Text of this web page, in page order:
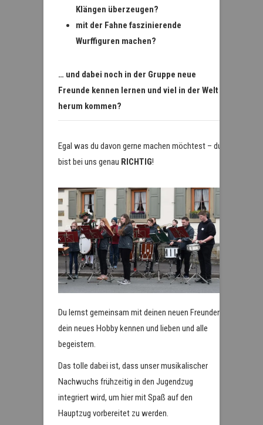
Klängen überzeugen?
mit der Fahne faszinierende
Wurffiguren machen?
… und dabei noch in der Gruppe neue
Freunde kennen lernen und viel in der Welt
herum kommen?
Egal was du davon gerne machen möchtest – du
bist bei uns genau RICHTIG!
Du lernst gemeinsam mit deinen neuen Freunden
dein neues Hobby kennen und lieben und alle
begeistern.
Das tolle dabei ist, dass unser musikalischer
Nachwuchs frühzeitig in den Jugendzug
integriert wird, um hier mit Spaß auf den
Hauptzug vorbereitet zu werden.